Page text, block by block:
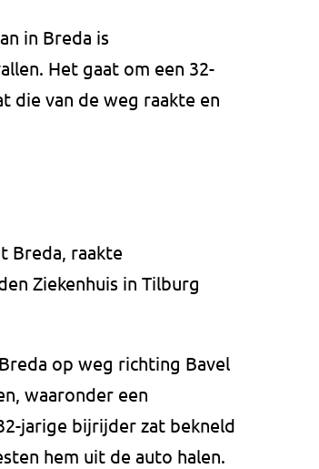
in Breda is
Het gaat om een 32-
die van de weg raakte en
Breda, raakte
Ziekenhuis in Tilburg
op weg richting Bavel
waaronder een
jarige bijrijder zat bekneld
hem uit de auto halen.